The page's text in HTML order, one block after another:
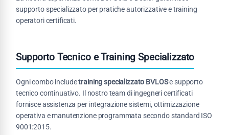
supporto specializzato per pratiche autorizzative e training
operatori certificati.
Supporto Tecnico e Training Specializzato
Ogni combo includetraining specializzato BVLOSe supporto
tecnico continuativo. Il nostro team di ingegneri certificati
fornisce assistenza per integrazione sistemi, ottimizzazione
operativa e manutenzione programmata secondo standard ISO
9001:2015.